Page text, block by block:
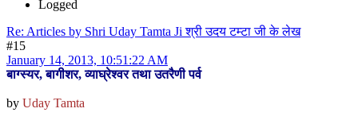
Logged
Re: Articles by Shri Uday Tamta Ji श्री उदय टम्टा जी के लेख
#15
January 14, 2013, 10:51:22 AM
बाग्स्यर, बागीशर, व्याघ्रेश्वर तथा उतरैणी पर्व
by Uday Tamta